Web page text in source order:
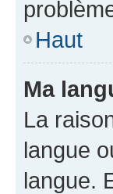
Haut
Ma
La
langue
langue.